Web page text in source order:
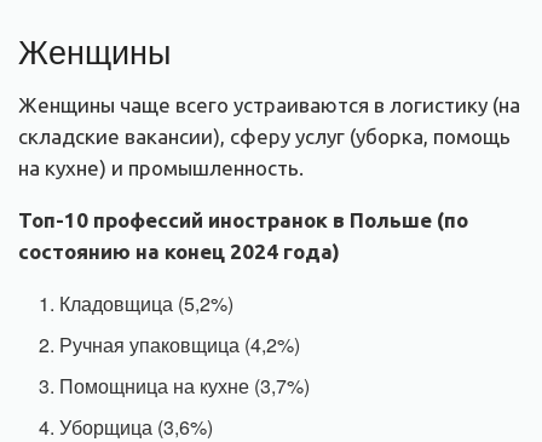
Женщины
Женщины чаще всего устраиваются в логистику (на
складские вакансии), сферу услуг (уборка, помощь
на кухне) и промышленность.
Топ-10 профессий иностранок в Польше (по
состоянию на конец 2024 года)
Кладовщица (5,2%)
Ручная упаковщица (4,2%)
Помощница на кухне (3,7%)
Уборщица (3,6%)